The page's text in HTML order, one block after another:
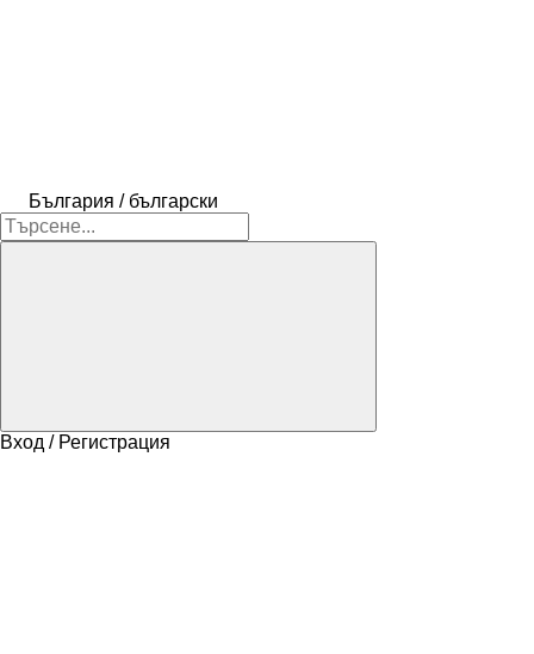
България / български
Вход / Регистрация